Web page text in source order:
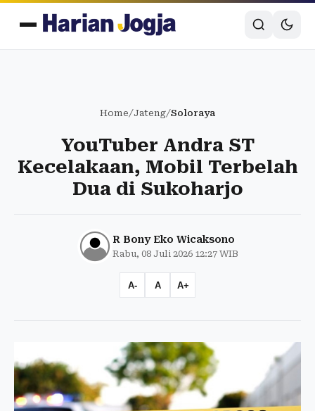
Home/Jateng/Soloraya
YouTuber Andra ST
Kecelakaan, Mobil Terbelah
Dua di Sukoharjo
R Bony Eko Wicaksono
Rabu, 08 Juli 2026 12:27 WIB
A- A A+